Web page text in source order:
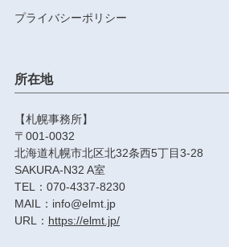
所在地
【札幌事務所】
〒001-0032
北海道札幌市北区北32条西5丁目3-28
SAKURA-N32 A室
TEL：070-4337-8230
MAIL：info@elmt.jp
URL： https://elmt.jp/
プライバシーポリシー